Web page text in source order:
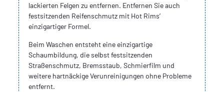
lackierten Felgen zu entfernen. Entfernen Sie auch
festsitzenden Reifenschmutz mit Hot Rims’
einzigartiger Formel.
Beim Waschen entsteht eine einzigartige
Schaumbildung, die selbst festsitzenden
Straßenschmutz, Bremsstaub, Schmierfilm und
weitere hartnäckige Verunreinigungen ohne Probleme
entfernt.